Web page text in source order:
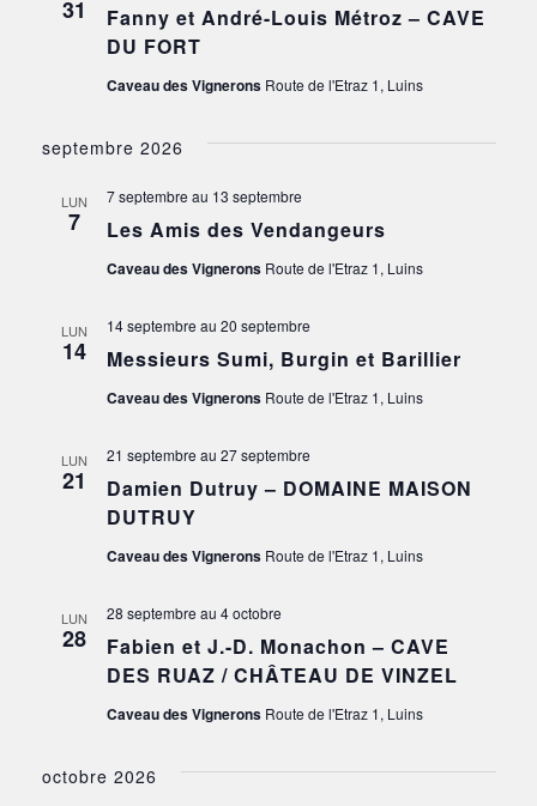
31
Fanny et André-Louis Métroz – CAVE
DU FORT
Caveau des Vignerons Route de l'Etraz 1, Luins
septembre 2026
LUN
7 Les Amis des Vendangeurs
7 septembre au 13 septembre
Caveau des Vignerons Route de l'Etraz 1, Luins
LUN
14 Messieurs Sumi, Burgin et Barillier
14 septembre au 20 septembre
Caveau des Vignerons Route de l'Etraz 1, Luins
LUN
21
Damien Dutruy – DOMAINE MAISON
DUTRUY
21 septembre au 27 septembre
Caveau des Vignerons Route de l'Etraz 1, Luins
LUN
28
Fabien et J.-D. Monachon – CAVE
DES RUAZ / CHÂTEAU DE VINZEL
28 septembre au 4 octobre
Caveau des Vignerons Route de l'Etraz 1, Luins
octobre 2026